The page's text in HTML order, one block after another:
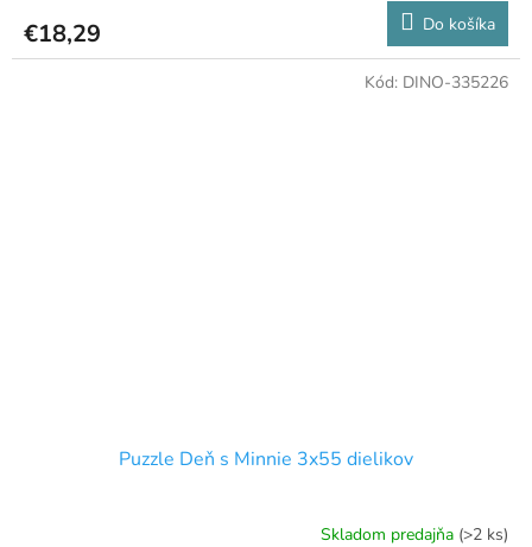
€18,29 Do košíka
Puzzle Deň s Minnie 3x55 dielikov
Skladom predajňa (>2 ks)
Kód: DINO-335226